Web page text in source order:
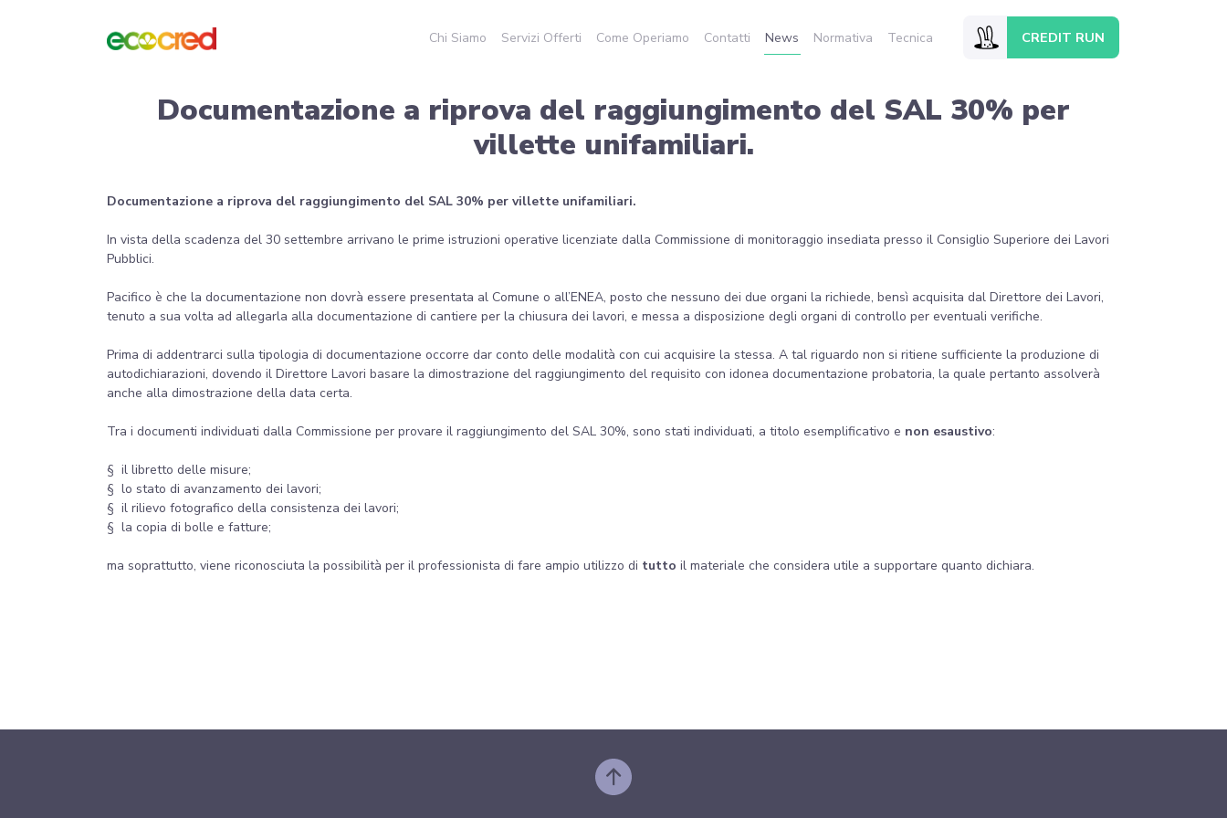
Chi Siamo Servizi Offerti Come Operiamo Contatti News Normativa Tecnica CREDIT RUN
Documentazione a riprova del raggiungimento del SAL 30% per
villette unifamiliari.
Documentazione a riprova del raggiungimento del SAL 30% per villette unifamiliari.
In vista della scadenza del 30 settembre arrivano le prime istruzioni operative licenziate dalla Commissione di monitoraggio insediata presso il Consiglio Superiore dei Lavori
Pubblici.
Pacifico è che la documentazione non dovrà essere presentata al Comune o all’ENEA, posto che nessuno dei due organi la richiede, bensì acquisita dal Direttore dei Lavori,
tenuto a sua volta ad allegarla alla documentazione di cantiere per la chiusura dei lavori, e messa a disposizione degli organi di controllo per eventuali verifiche.
Prima di addentrarci sulla tipologia di documentazione occorre dar conto delle modalità con cui acquisire la stessa. A tal riguardo non si ritiene sufficiente la produzione di
autodichiarazioni, dovendo il Direttore Lavori basare la dimostrazione del raggiungimento del requisito con idonea documentazione probatoria, la quale pertanto assolverà
anche alla dimostrazione della data certa.
Tra i documenti individuati dalla Commissione per provare il raggiungimento del SAL 30%, sono stati individuati, a titolo esemplificativo e non esaustivo:
§ il libretto delle misure;
§ lo stato di avanzamento dei lavori;
§ il rilievo fotografico della consistenza dei lavori;
§ la copia di bolle e fatture;
ma soprattutto, viene riconosciuta la possibilità per il professionista di fare ampio utilizzo di tutto il materiale che considera utile a supportare quanto dichiara.